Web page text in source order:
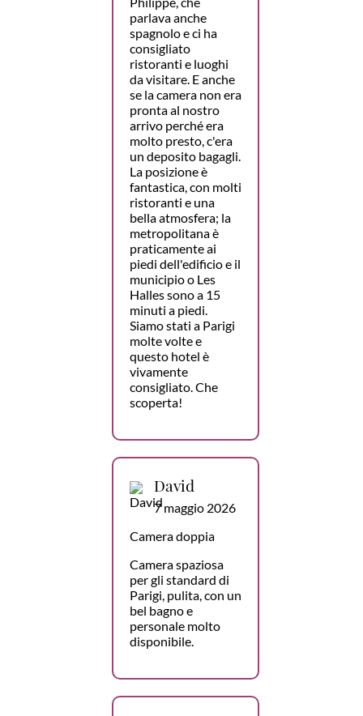
parlava anche
spagnolo e ci ha
consigliato
ristoranti e luoghi
da visitare. E anche
se la camera non era
pronta al nostro
arrivo perché era
molto presto, c'era
un deposito bagagli.
La posizione è
fantastica, con molti
ristoranti e una
bella atmosfera; la
metropolitana è
praticamente ai
piedi dell'edificio e il
municipio o Les
Halles sono a 15
minuti a piedi.
Siamo stati a Parigi
molte volte e
questo hotel è
vivamente
consigliato. Che
scoperta!
David
7 maggio 2026
Camera doppia
Camera spaziosa
per gli standard di
Parigi, pulita, con un
bel bagno e
personale molto
disponibile.